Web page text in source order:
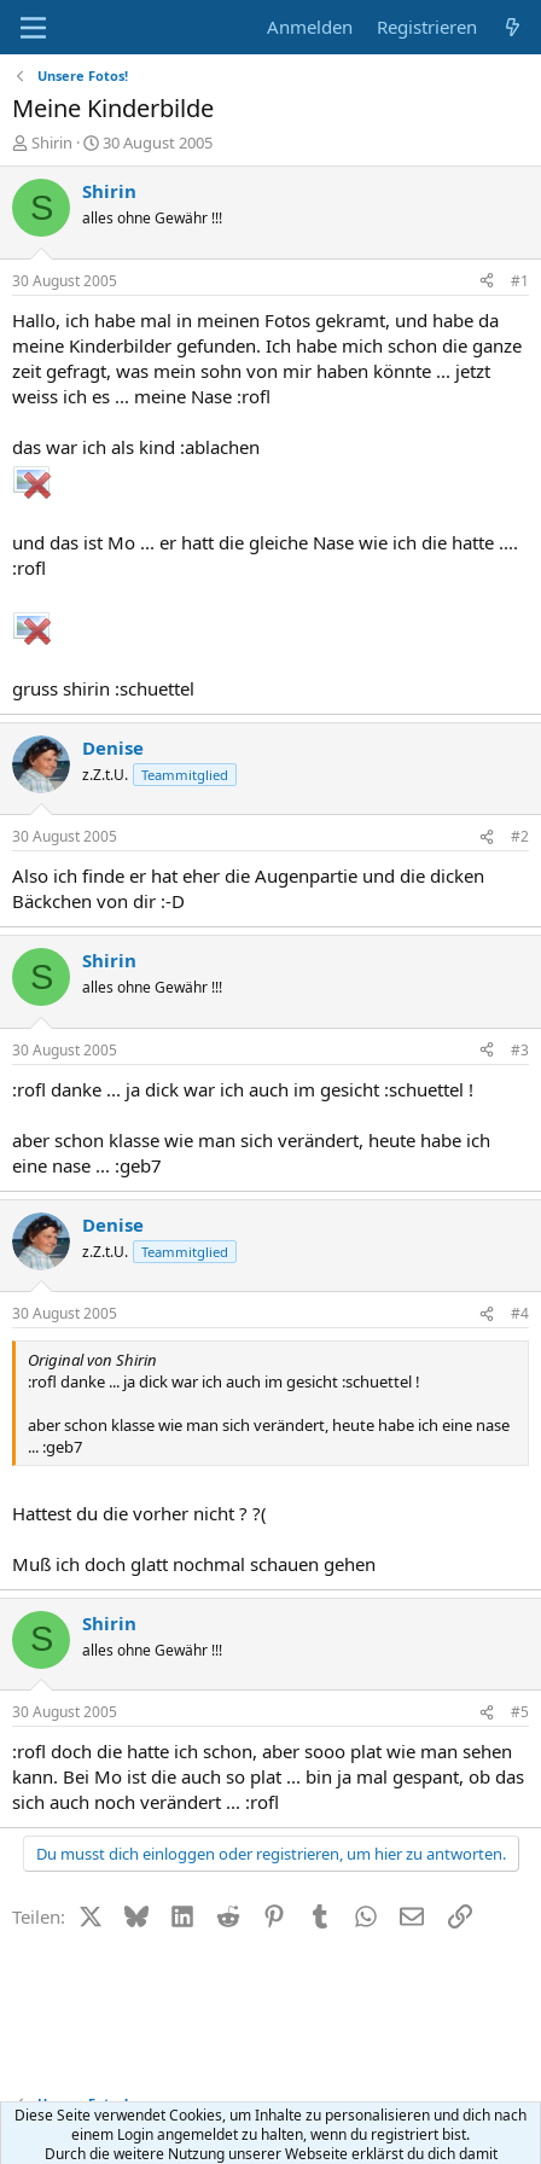
Anmelden Registrieren
Unsere Fotos!
Meine Kinderbilde
E
r
s
t
e
r
Shirin
E
r
s
e
l
t
a
m
30 August 2005
S Shirin
alles ohne Gewähr !!!
30 August 2005 #1
Hallo, ich habe mal in meinen Fotos gekramt, und habe da
meine Kinderbilder gefunden. Ich habe mich schon die ganze
zeit gefragt, was mein sohn von mir haben könnte ... jetzt
weiss ich es ... meine Nase :rofl
das war ich als kind :ablachen
und das ist Mo ... er hatt die gleiche Nase wie ich die hatte ....
:rofl
gruss shirin :schuettel
Denise
z.Z.t.U. Teammitglied
30 August 2005 #2
Also ich finde er hat eher die Augenpartie und die dicken
Bäckchen von dir :-D
S Shirin
alles ohne Gewähr !!!
30 August 2005 #3
:rofl danke ... ja dick war ich auch im gesicht :schuettel !
aber schon klasse wie man sich verändert, heute habe ich
eine nase ... :geb7
Denise
z.Z.t.U. Teammitglied
30 August 2005 #4
Original von Shirin
:rofl danke ... ja dick war ich auch im gesicht :schuettel !
aber schon klasse wie man sich verändert, heute habe ich eine nase
... :geb7
Hattest du die vorher nicht ? ?(
Muß ich doch glatt nochmal schauen gehen
S Shirin
alles ohne Gewähr !!!
30 August 2005 #5
:rofl doch die hatte ich schon, aber sooo plat wie man sehen
kann. Bei Mo ist die auch so plat ... bin ja mal gespant, ob das
sich auch noch verändert ... :rofl
Du musst dich einloggen oder registrieren, um hier zu antworten.
Teilen: X (Twitter)
BlueskyLinkedIn
Reddit PinterestTumblr WhatsApp
E-MailLink
Unsere Fotos!
Kontakt Nutzungsbedingungen Datenschutz Hilfe
R
Diese Seite verwendet Cookies, um Inhalte zu personalisieren und dich nach
einem Login angemeldet zu halten, wenn du registriert bist.
Durch die weitere Nutzung unserer Webseite erklärst du dich damit